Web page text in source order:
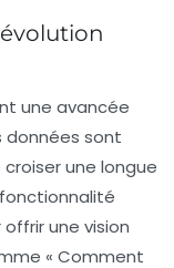
une avancée
données sont
une longue
une vision
« Comment